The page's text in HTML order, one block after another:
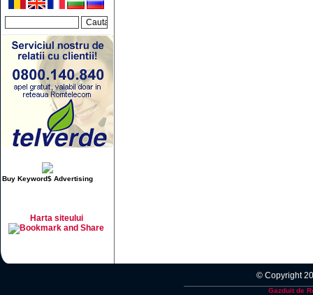
Buy Keyword$ Advertising
Harta siteului
© Copyright
Gazduit de